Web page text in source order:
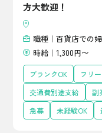
方大歓迎！
職種｜百貨店での
時給｜1,300円〜
ブランクOK フリ
交通費別途支給
副
急募
未経験OK